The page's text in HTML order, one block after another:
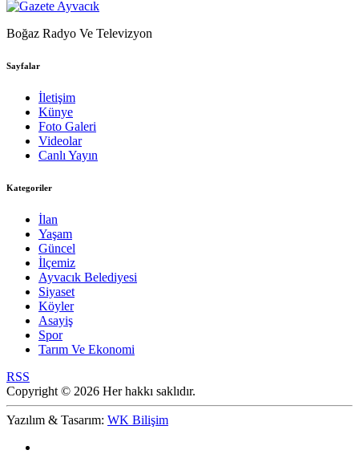
Boğaz Radyo Ve Televizyon
Sayfalar
İletişim
Künye
Foto Galeri
Videolar
Canlı Yayın
Kategoriler
İlan
Yaşam
Güncel
İlçemiz
Ayvacık Belediyesi
Siyaset
Köyler
Asayiş
Spor
Tarım Ve Ekonomi
RSS
Copyright © 2026 Her hakkı saklıdır.
Yazılım & Tasarım: WK Bilişim